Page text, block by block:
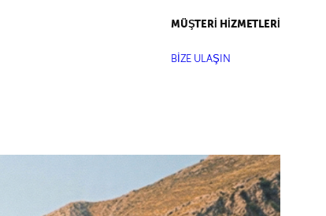
MÜŞTERİ HİZMETLERİ
BİZE ULAŞIN